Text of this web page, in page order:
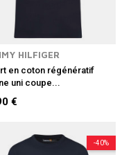
HILFIGER
en coton régénératif
uni coupe...
€
-40%